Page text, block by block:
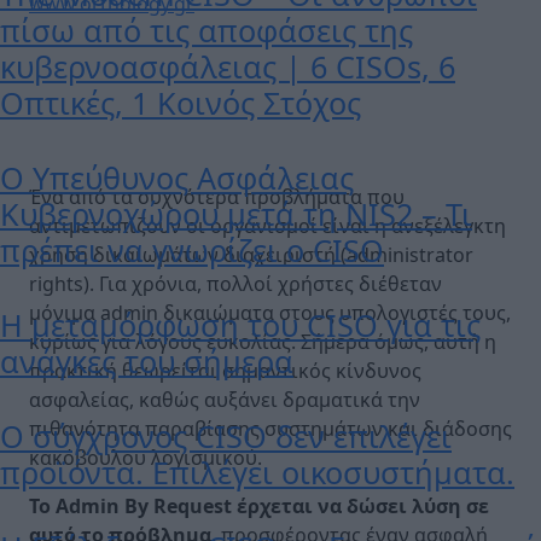
πίσω από τις αποφάσεις της
κυβερνοασφάλειας | 6 CISOs, 6
Οπτικές, 1 Κοινός Στόχος
Ο Υπεύθυνος Ασφάλειας
Κυβερνοχώρου μετά τη NIS2 – Τι
πρέπει να γνωρίζει ο CISO
Η μεταμόρφωση του CISO για τις
ανάγκες του σήμερα
Ο σύγχρονος CISO δεν επιλέγει
προϊόντα. Επιλέγει οικοσυστήματα.
Ένα από τα συχνότερα προβλήματα που
αντιμετωπίζουν οι οργανισμοί είναι η ανεξέλεγκτη
χρήση δικαιωμάτων διαχειριστή (administrator
rights). Για χρόνια, πολλοί χρήστες διέθεταν
μόνιμα admin δικαιώματα στους υπολογιστές τους,
κυρίως για λόγους ευκολίας. Σήμερα όμως, αυτή η
πρακτική θεωρείται σημαντικός κίνδυνος
ασφαλείας, καθώς αυξάνει δραματικά την
πιθανότητα παραβίασης συστημάτων και διάδοσης
κακόβουλου λογισμικού.
Το Admin By Request έρχεται να δώσει λύση σε
αυτό το πρόβλημα, προσφέροντας έναν ασφαλή